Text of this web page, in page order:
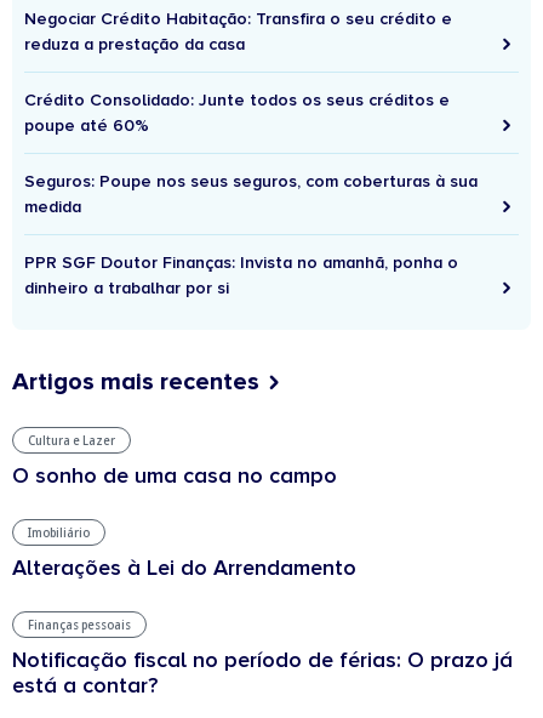
Negociar Crédito Habitação: Transfira o seu crédito e
reduza a prestação da casa
Crédito Consolidado: Junte todos os seus créditos e
poupe até 60%
Seguros: Poupe nos seus seguros, com coberturas à sua
medida
PPR SGF Doutor Finanças: Invista no amanhã, ponha o
dinheiro a trabalhar por si
Artigos mais recentes
Cultura e Lazer
O sonho de uma casa no campo
Imobiliário
Alterações à Lei do Arrendamento
Finanças pessoais
Notificação fiscal no período de férias: O prazo já
está a contar?